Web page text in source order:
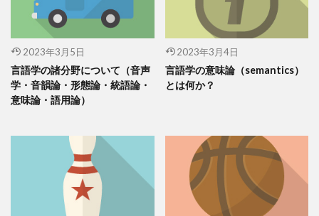
2023年3月5日
言語学の諸分野について（音声
学・音韻論・形態論・統語論・
意味論・語用論）
2023年3月4日
言語学の意味論（semantics）
とは何か？